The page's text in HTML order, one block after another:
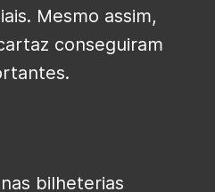
Mesmo assim,
conseguiram
bilheterias